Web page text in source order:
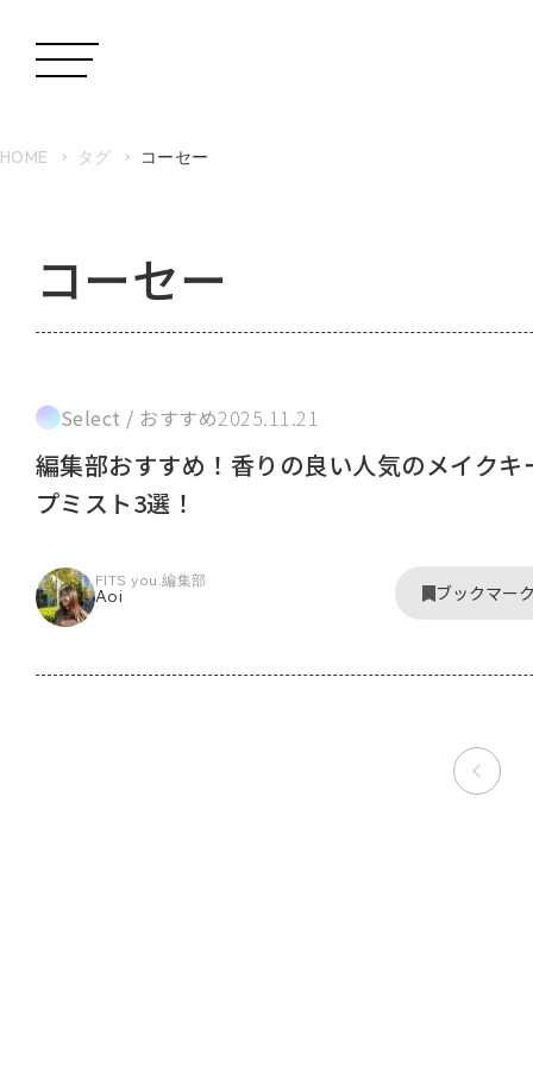
HOME タグ コーセー
コーセー
Select / おすすめ2025.11.21
編集部おすすめ！香りの良い人気のメイクキ
プミスト3選！
FITS you.編集部
Aoi ブックマー